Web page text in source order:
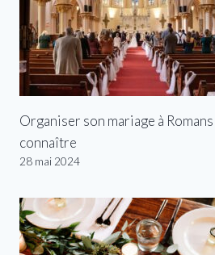
Organiser son mariage à
connaître
28 mai 2024